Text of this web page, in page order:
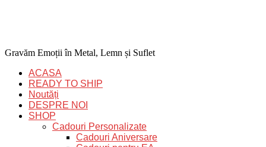
Gravăm Emoții în Metal, Lemn și Suflet
ACASA
READY TO SHIP
Noutăți
DESPRE NOI
SHOP
Cadouri Personalizate
Cadouri Aniversare